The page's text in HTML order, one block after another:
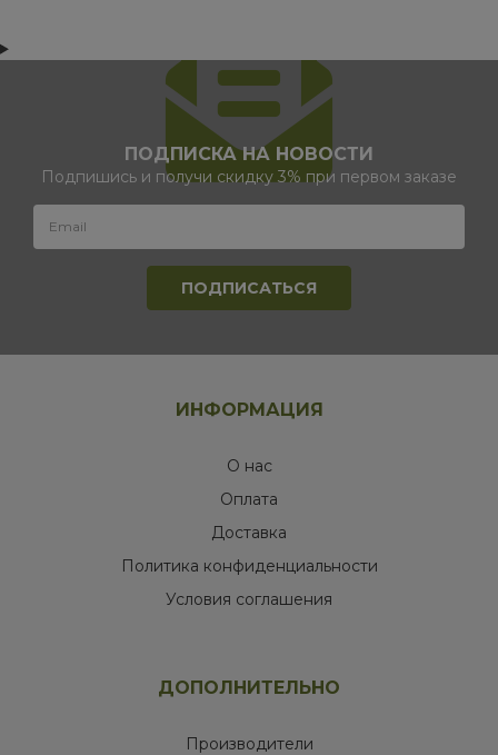
ПОДПИСКА НА НОВОСТИ
Подпишись и получи скидку 3% при первом заказе
ИНФОРМАЦИЯ
О нас
Оплата
Доставка
Политика конфиденциальности
Условия соглашения
ДОПОЛНИТЕЛЬНО
Производители